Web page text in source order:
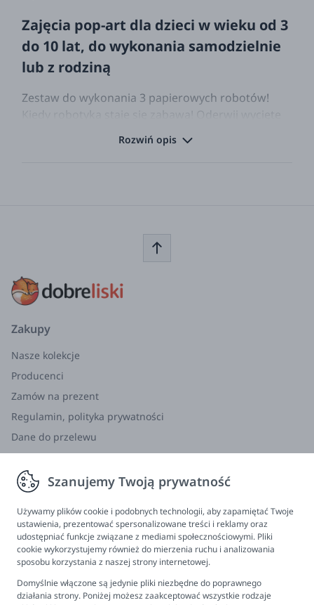
Zajęcia pop-art dla dzieci w wieku od 3
do 10 lat, do wykonania samodzielnie
lub z rodziną
Zestaw do wykonania 3 papierowych robotów!
Kiedy robotyka staje się zabawą! Oderwij wycięte
samoprzylepnej masy aby stworzyć trzy zabawko-
1911 roku przez Gastona Gallimarda. Uważane za
jedno z najważniejszych i najbardziej wpływowych
wydawnictw we Francji, szczególnie w dziedzinie
literatury XX wieku i literatury współczesnej,
obejmującego 38 laureatów Nagrody Goncourtów,
dziedzinie literatury, oraz 10 pisarzy nagrodzonych
Nagrodą Pulitzera.
Wiek:
6+
Wymiary opakowania:
Rozwiń opis
Zakupy
Nasze kolekcje
Producenci
Zamów na prezent
Regulamin, polityka prywatności
Dane do przelewu
Zwroty, wymiana, reklamacja
Informacje
Program lojalnościowy
FAQ - najczęściej zadawane pytania
Newsletter
Ustawienia plików cookies
Szanujemy Twoją prywatność
Używamy plików cookie i podobnych technologii, aby zapamiętać Twoje
ustawienia, prezentować spersonalizowane treści i reklamy oraz
udostępniać funkcje związane z mediami społecznościowymi. Pliki
cookie wykorzystujemy również do mierzenia ruchu i analizowania
sposobu korzystania z naszej strony internetowej.
Domyślnie włączone są jedynie pliki niezbędne do poprawnego
działania strony. Poniżej możesz zaakceptować wszystkie rodzaje